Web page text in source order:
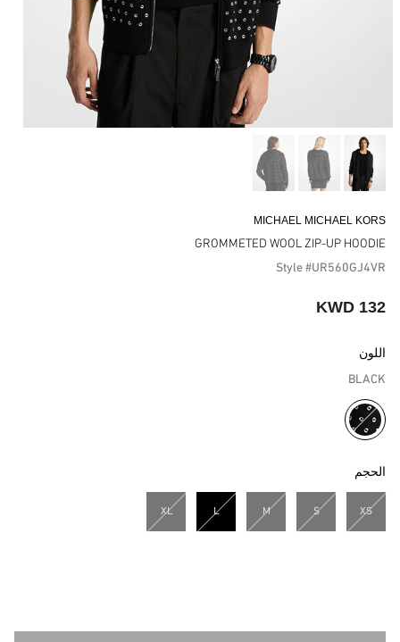
MICHAEL MICHAEL KORS
GROMMETED WOOL ZIP-UP HOODIE
Style #UR560GJ4VR
132 KWD
اللون
BLACK
مختار
الحجم
XS
S
M
L
مختار
XL